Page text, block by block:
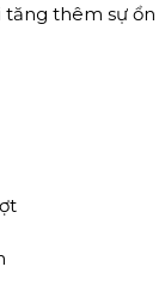
tăng thêm sự ổn